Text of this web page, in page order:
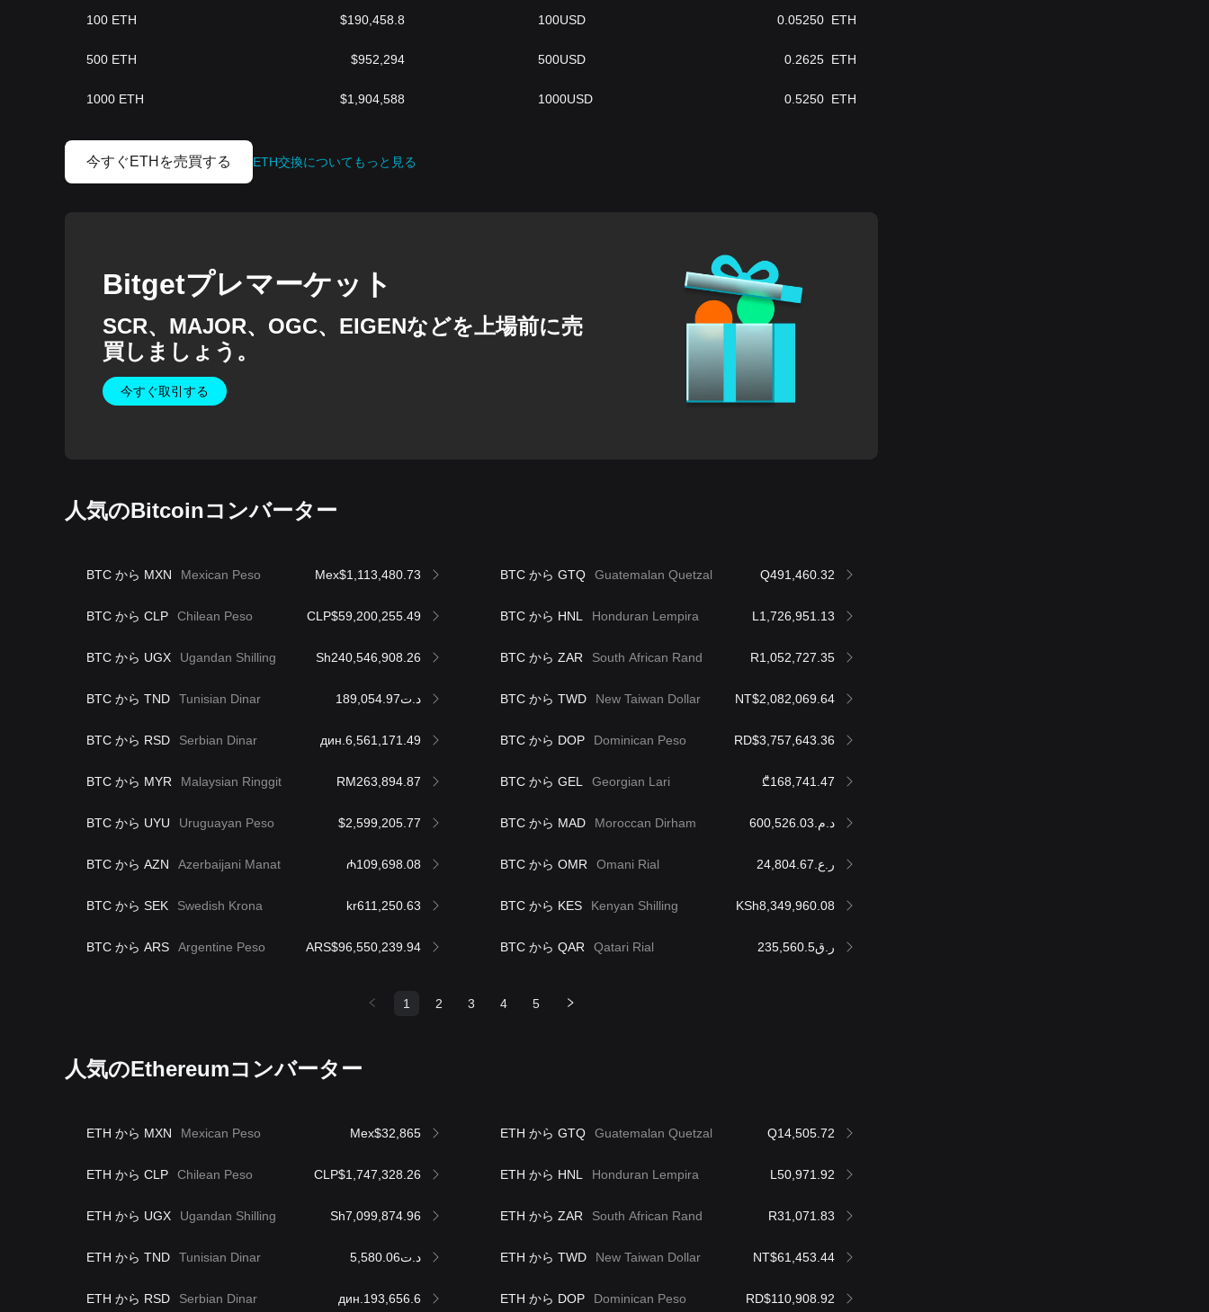
100 ETH $190,458.8
500 ETH $952,294
1000 ETH $1,904,588
100USD 0.05250 ETH
500USD 0.2625 ETH
1000USD 0.5250 ETH
今すぐETHを売買する ETH交換についてもっと見る
Bitgetプレマーケット
SCR、MAJOR、OGC、EIGENなどを上場前に売
買しましょう。
今すぐ取引する
人気のBitcoinコンバーター
BTC から MXN Mexican Peso Mex$1,113,480.73 BTC から GTQ Guatemalan Quetzal Q491,460.32
BTC から CLP Chilean Peso CLP$59,200,255.49 BTC から HNL Honduran Lempira L1,726,951.13
BTC から UGX Ugandan Shilling Sh240,546,908.26 BTC から ZAR South African Rand R1,052,727.35
BTC から TND Tunisian Dinar د.ت189,054.97 BTC から TWD New Taiwan Dollar NT$2,082,069.64
BTC から RSD Serbian Dinar дин.6,561,171.49 BTC から DOP Dominican Peso RD$3,757,643.36
BTC から MYR Malaysian Ringgit RM263,894.87 BTC から GEL Georgian Lari ₾168,741.47
BTC から UYU Uruguayan Peso $2,599,205.77 BTC から MAD Moroccan Dirham د.م.600,526.03
BTC から AZN Azerbaijani Manat ₼109,698.08 BTC から OMR Omani Rial ر.ع.24,804.67
BTC から SEK Swedish Krona kr611,250.63 BTC から KES Kenyan Shilling KSh8,349,960.08
BTC から ARS Argentine Peso ARS$96,550,239.94 BTC から QAR Qatari Rial ر.ق235,560.5
1 2 3 4 5
人気のEthereumコンバーター
ETH から MXN Mexican Peso Mex$32,865 ETH から GTQ Guatemalan Quetzal Q14,505.72
ETH から CLP Chilean Peso CLP$1,747,328.26 ETH から HNL Honduran Lempira L50,971.92
ETH から UGX Ugandan Shilling Sh7,099,874.96 ETH から ZAR South African Rand R31,071.83
ETH から TND Tunisian Dinar د.ت5,580.06 ETH から TWD New Taiwan Dollar NT$61,453.44
ETH から RSD Serbian Dinar дин.193,656.6 ETH から DOP Dominican Peso RD$110,908.92